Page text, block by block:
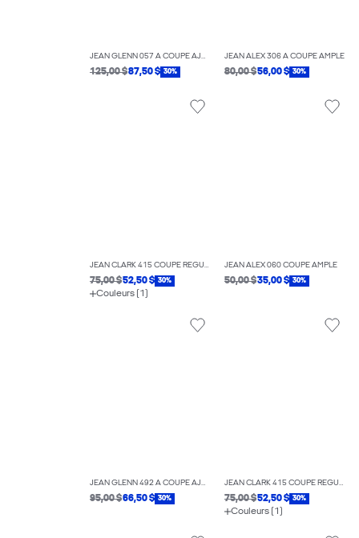
JEAN GLENN 057 À COUPE AJUSTÉE
125,00 $87,50 $ 30%
JEAN ALEX 306 À COUPE AMPLE
80,00 $56,00 $ 30%
JEAN CLARK 415 COUPE RÉGULIÈRE
75,00 $52,50 $ 30%
Couleurs (1)
JEAN ALEX 060 COUPE AMPLE
50,00 $35,00 $ 30%
JEAN GLENN 492 À COUPE AJUSTÉE
95,00 $66,50 $ 30%
JEAN CLARK 415 COUPE RÉGULIÈRE
75,00 $52,50 $ 30%
Couleurs (1)